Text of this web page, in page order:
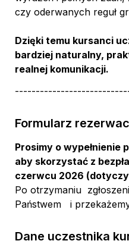
czy oderwanych reguł
Dzięki temu kursanci
bardziej naturalny,
realnej komunikacji.
Formularz
Prosimy o wypełnienie
aby skorzystać z
czerwcu 2026
Po otrzymaniu
Państwem   i
Dane uczestnika